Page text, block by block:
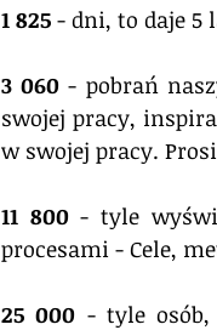
1 825 - dni, to daje 5
3 060 - pobrań
swojej pracy,
w swojej pracy.
11 800 - tyle
25 000 - tyle osób,